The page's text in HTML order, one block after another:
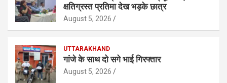
क्षतिग्रस्त प्रतिमा देख भड़के छात्र
August 5, 2026
UTTARAKHAND
गांजे के साथ दो सगे भाई गिरफ्तार
August 5, 2026